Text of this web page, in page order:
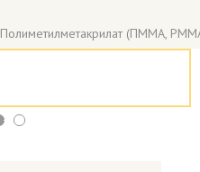
Полиметилметакрилат (ПММА,